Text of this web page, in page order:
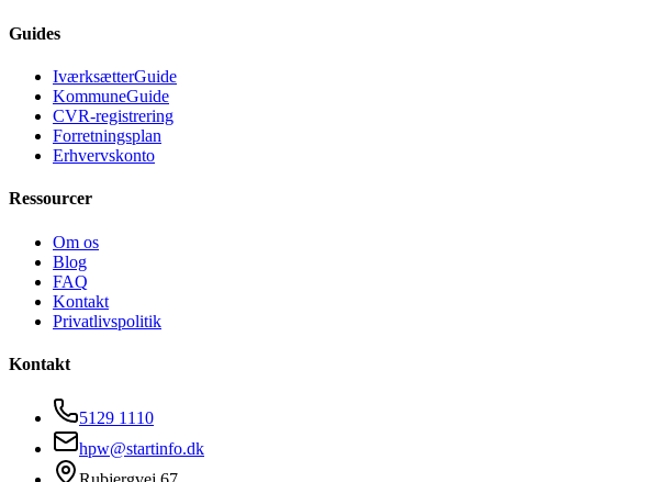
Guides
IværksætterGuide
KommuneGuide
CVR-registrering
Forretningsplan
Erhvervskonto
Ressourcer
Om os
Blog
FAQ
Kontakt
Privatlivspolitik
Kontakt
5129 1110
hpw@startinfo.dk